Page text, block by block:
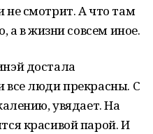
не смотрит. А что там
а в жизни совсем иное.
достала
все люди прекрасны. С
увядает. На
красивой парой. И